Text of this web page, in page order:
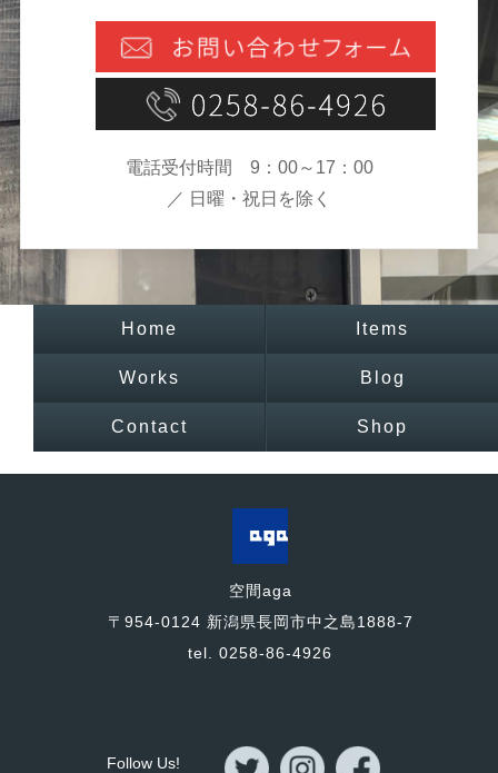
電話受付時間 9：00～17：00
／ 日曜・祝日を除く
Home Items
Works Blog
Contact Shop
空間aga
〒954-0124 新潟県長岡市中之島1888-7
tel. 0258-86-4926
Follow Us!